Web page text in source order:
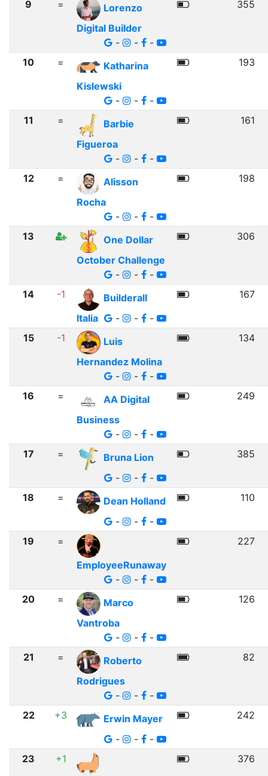
9 =
Lorenzo
Digital Builder
-
- -
355
10 =
Katharina
Kislewski
-
- -
193
11 =
Barbie
Figueroa
-
- -
161
12 =
Alisson
Rocha
-
- -
198
13
One Dollar
October Challenge
-
- -
306
14 -1
Builderall
Italia
- - -
167
15 -1
Luis
Hernandez Molina
-
- -
134
16 =
AA Digital
Business
-
- -
249
17 =
Bruna Lion
-
- -
385
18 =
Dean Holland
-
- -
110
19
=
EmployeeRunaway
-
- -
227
20 =
Marco
Vantroba
-
- -
126
21 =
Roberto
Rodrigues
-
- -
82
22 +3
Erwin Mayer
-
- -
242
23
+1
376